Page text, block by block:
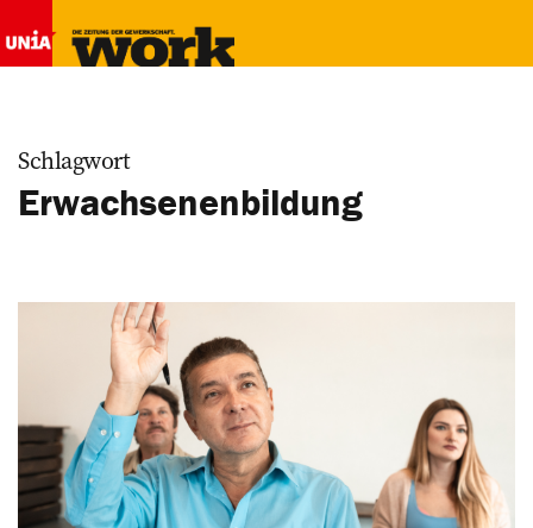
Schlagwort
Erwachsenenbildung